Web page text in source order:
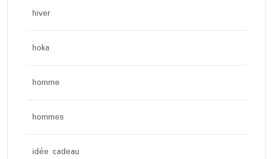
hiver
hoka
homme
hommes
idée cadeau